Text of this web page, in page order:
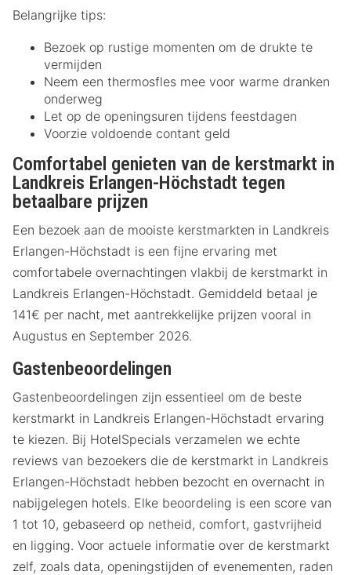
Belangrijke tips:
Bezoek op rustige momenten om de drukte te
vermijden
Neem een thermosfles mee voor warme dranken
onderweg
Let op de openingsuren tijdens feestdagen
Voorzie voldoende contant geld
Comfortabel genieten van de kerstmarkt in
Landkreis Erlangen-Höchstadt tegen
betaalbare prijzen
Een bezoek aan de mooiste kerstmarkten in Landkreis
Erlangen-Höchstadt is een fijne ervaring met
comfortabele overnachtingen vlakbij de kerstmarkt in
Landkreis Erlangen-Höchstadt. Gemiddeld betaal je
141€ per nacht, met aantrekkelijke prijzen vooral in
Augustus en September 2026.
Gastenbeoordelingen
Gastenbeoordelingen zijn essentieel om de beste
kerstmarkt in Landkreis Erlangen-Höchstadt ervaring
te kiezen. Bij HotelSpecials verzamelen we echte
reviews van bezoekers die de kerstmarkt in Landkreis
Erlangen-Höchstadt hebben bezocht en overnacht in
nabijgelegen hotels. Elke beoordeling is een score van
1 tot 10, gebaseerd op netheid, comfort, gastvrijheid
en ligging. Voor actuele informatie over de kerstmarkt
zelf, zoals data, openingstijden of evenementen, raden